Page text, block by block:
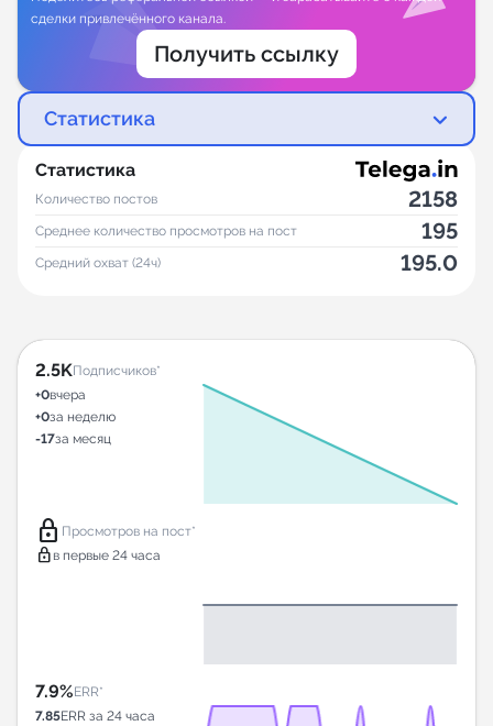
сделки привлечённого канала.
Получить ссылку
Статистика
Статистика
Количество постов 2158
Среднее количество просмотров на пост 195
Средний охват (24ч) 195.0
2.5KПодписчиков*
+0вчера
+0за неделю
-17за месяц
lock Просмотров на пост*
lock в первые 24 часа
7.9%ERR*
7.85ERR за 24 часа